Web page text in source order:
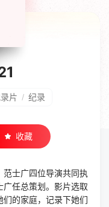
片 / 纪录
收藏
士广四位导演共同执
任总策划。影片选取
的家庭，记录下她们